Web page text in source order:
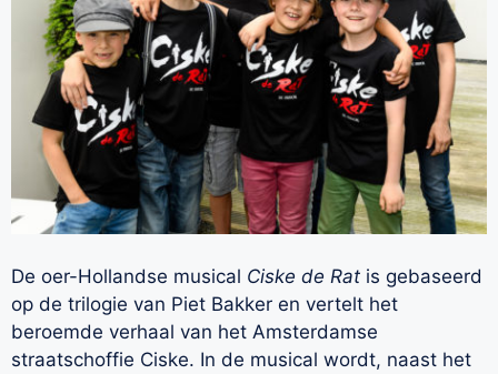
De oer-Hollandse musical Ciske de Rat is gebaseerd
op de trilogie van Piet Bakker en vertelt het
beroemde verhaal van het Amsterdamse
straatschoffie Ciske. In de musical wordt, naast het